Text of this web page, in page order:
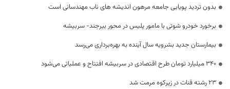
بدون تردید پویایی جامعه مرهون اندیشه ‌های ناب مهندسانی است
برخورد خودرو شوتی با مامور پلیس در محور بیرجند- سربیشه
بیمارستان جدید بشرویه سال آینده به بهره‌برداری می‌رسد
۳۴۰ میلیارد تومان طرح اقتصادی در سربیشه افتتاح و عملیاتی می‌شود
23 رشته قنات در زیرکوه مرمت شد